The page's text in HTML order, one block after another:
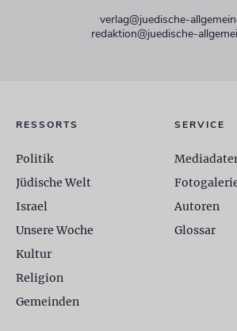
verlag@juedische-
redaktion@juedische-
RESSORTS
Politik
Jüdische Welt
Israel
Unsere Woche
Kultur
Religion
Gemeinden
SERVICE
Autoren
Glossar